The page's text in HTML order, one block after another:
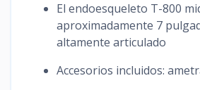
El endoesqueleto T-800
aproximadamente 7
altamente articulado
Accesorios incluidos: